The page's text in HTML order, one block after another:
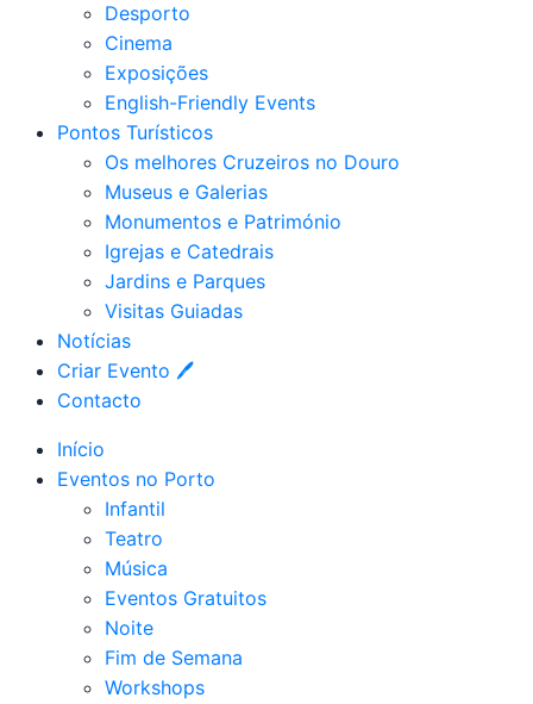
Desporto
Cinema
Exposições
English-Friendly Events
Pontos Turísticos
Os melhores Cruzeiros no Douro​
Museus e Galerias
Monumentos e Património
Igrejas e Catedrais
Jardins e Parques
Visitas Guiadas
Notícias
Criar Evento 🖊
Contacto
Início
Eventos no Porto
Infantil
Teatro
Música
Eventos Gratuitos
Noite
Fim de Semana
Workshops